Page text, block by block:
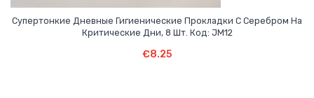
Супертонкие Дневные Гигиенические Прокладки С Серебром На
Критические Дни, 8 Шт. Код: JM12
€8.25